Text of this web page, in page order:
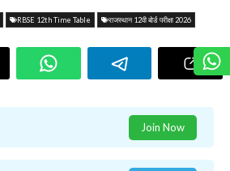
RBSE 12th Time Table राजस्थान 12वी बोर्ड परीक्षा 2026
Join Now